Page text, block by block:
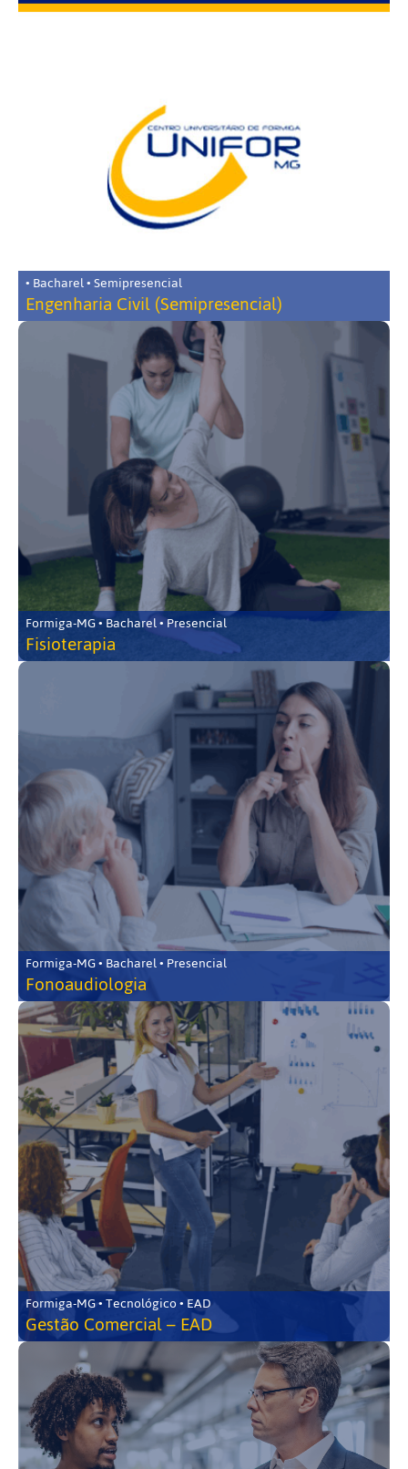
• Bacharel • Semipresencial
Engenharia Civil (Semipresencial)
Formiga-MG • Bacharel • Presencial
Fisioterapia
Formiga-MG • Bacharel • Presencial
Fonoaudiologia
Formiga-MG • Tecnológico • EAD
Gestão Comercial – EAD